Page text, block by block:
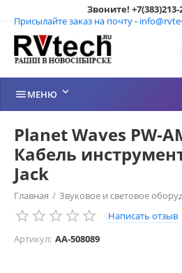
Звоните! +7(383)213-
Присылайте заказ на почту -
МЕНЮ 
Planet Waves PW-
Кабель
Jack
Главная / Звуковое и световое
Инструментальные кабели /
Написать отзыв
Артикул: AA-508089